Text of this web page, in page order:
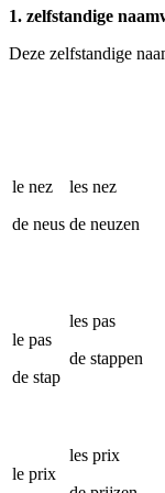
1. zelfstandige
Deze zelfstandige
le nez
de neus
les nez
de neuzen
le pas
de stap
les pas
de stappen
le prix
les prix